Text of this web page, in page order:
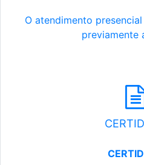
O atendimento
previamente